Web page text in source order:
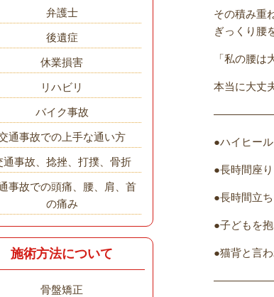
その積み重
ぎっくり腰
「私の腰は
本当に大丈
●ハイヒー
●長時間座
●長時間立
●子どもを
●猫背と言
弁護士
後遺症
休業損害
リハビリ
バイク事故
通事故での上手な通い方
通事故、捻挫、打撲、骨折
事故での頭痛、腰、肩、首
の痛み
施術方法について
骨盤矯正